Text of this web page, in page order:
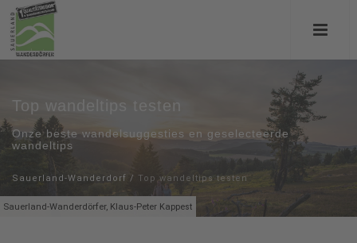
Sauerland-Wanderdörfer, Klaus-Peter Kappest
Top wandeltips testen
Onze beste wandelsuggesties en geselecteerde
wandeltips
Sauerland-Wanderdorf / Top wandeltips testen